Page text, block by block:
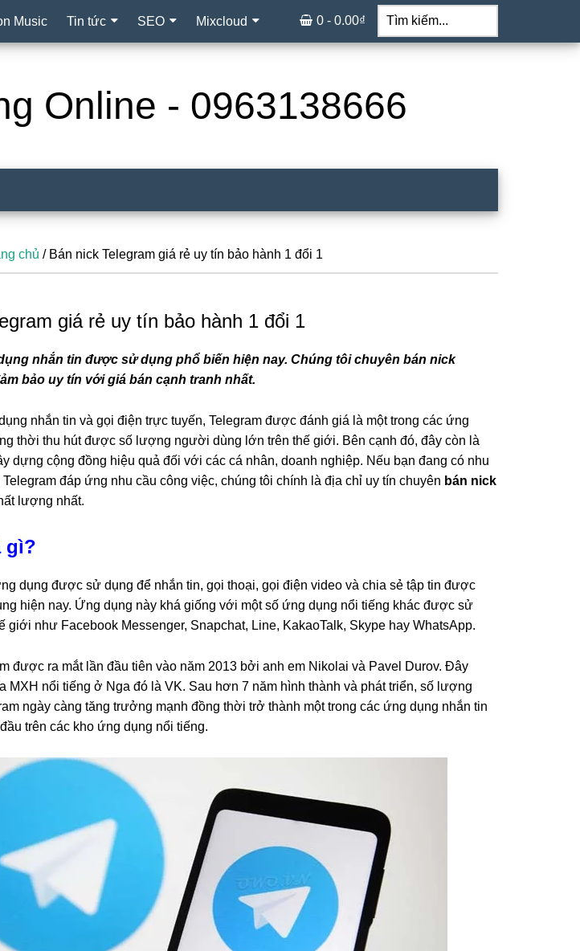
Music Tin tức SEO Mixcloud
Tìm
kiếm...
0 - 0.00₫
Online - 0963138666
chủ /Bán nick Telegram giá rẻ uy tín bảo hành 1 đổi 1
giá rẻ uy tín bảo hành 1 đổi 1
nhắn tin được sử dụng phổ biến hiện nay. Chúng tôi chuyên bán nick
bảo uy tín với giá bán cạnh tranh nhất.
nhắn tin và gọi điện trực tuyến, Telegram được đánh giá là một trong các ứng
thời thu hút được số lượng người dùng lớn trên thế giới. Bên cạnh đó, đây còn là
dựng cộng đồng hiệu quả đối với các cá nhân, doanh nghiệp. Nếu bạn đang có nhu
đáp ứng nhu cầu công việc, chúng tôi chính là địa chỉ uy tín chuyên bán nick
lượng nhất.
gì?
dụng được sử dụng để nhắn tin, gọi thoại, gọi điện video và chia sẻ tập tin được
hiện nay. Ứng dụng này khá giống với một số ứng dụng nổi tiếng khác được sử
giới như Facebook Messenger, Snapchat, Line, KakaoTalk, Skype hay WhatsApp.
được ra mắt lần đầu tiên vào năm 2013 bởi anh em Nikolai và Pavel Durov. Đây
MXH nổi tiếng ở Nga đó là VK. Sau hơn 7 năm hình thành và phát triển, số lượng
ngày càng tăng trưởng mạnh đồng thời trở thành một trong các ứng dụng nhắn tin
trên các kho ứng dụng nổi tiếng.